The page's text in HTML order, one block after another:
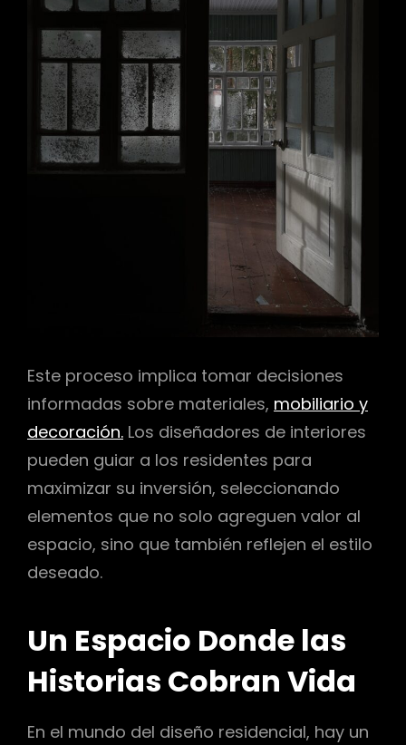
Este proceso implica tomar decisiones
informadas sobre materiales, mobiliario y
decoración. Los diseñadores de interiores
pueden guiar a los residentes para
maximizar su inversión, seleccionando
elementos que no solo agreguen valor al
espacio, sino que también reflejen el estilo
deseado.
Un Espacio Donde las
Historias Cobran Vida
En el mundo del diseño residencial, hay un